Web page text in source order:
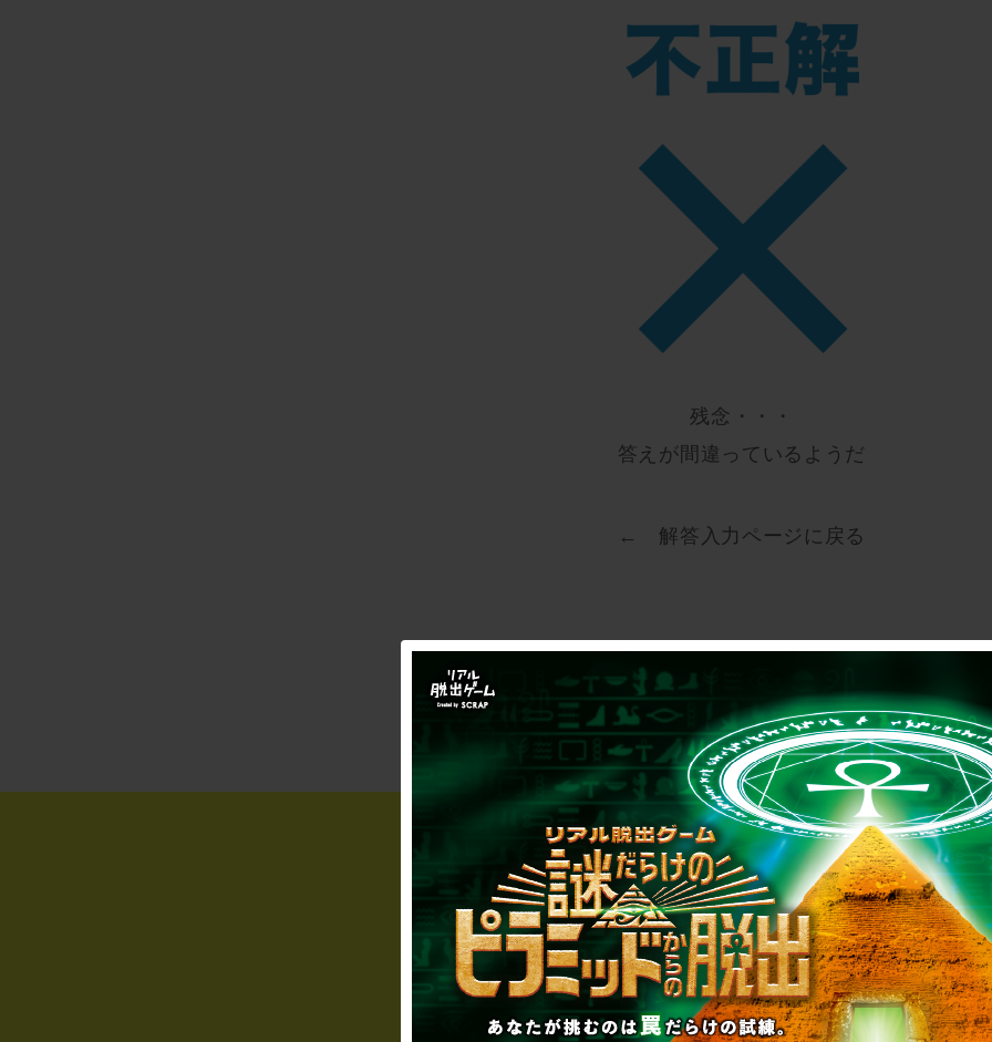
残念・・・
答えが間違っているようだ
← 解答入力ページに戻る
制作のご相談、コラボレーションなど、
お気軽にお問い合わせください。